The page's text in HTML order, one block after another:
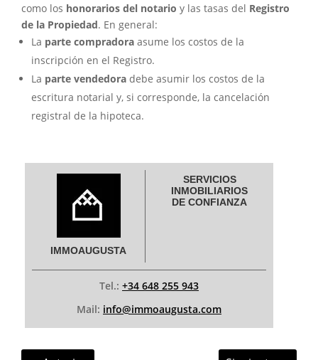
como los honorarios del notario y las tasas del Registro
de la Propiedad. En general:
La parte compradora asume los costos de la
inscripción en el Registro.
La parte vendedora debe asumir los costos de la
escritura notarial y, si corresponde, la cancelación
registral de la hipoteca.
IMMOAUGUSTA
SERVICIOS
INMOBILIARIOS
DE CONFIANZA
Tel.: +34 648 255 943
Mail: info@immoaugusta.com